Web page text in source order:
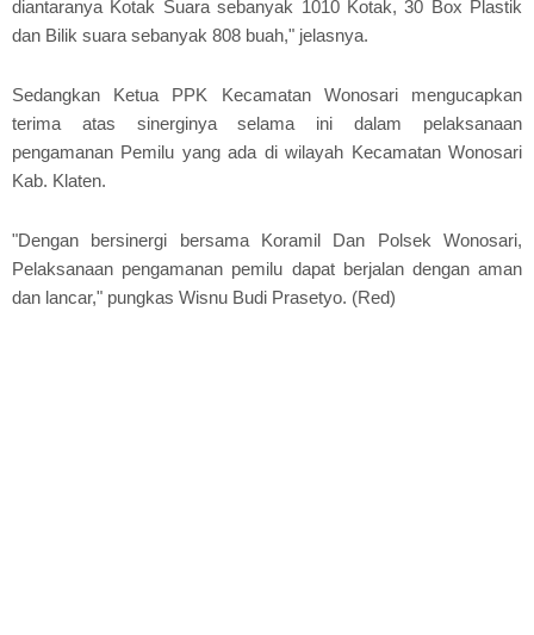
diantaranya Kotak Suara sebanyak 1010 Kotak, 30 Box Plastik
dan Bilik suara sebanyak 808 buah," jelasnya.
Sedangkan Ketua PPK Kecamatan Wonosari mengucapkan
terima atas sinerginya selama ini dalam pelaksanaan
pengamanan Pemilu yang ada di wilayah Kecamatan Wonosari
Kab. Klaten.
"Dengan bersinergi bersama Koramil Dan Polsek Wonosari,
Pelaksanaan pengamanan pemilu dapat berjalan dengan aman
dan lancar," pungkas Wisnu Budi Prasetyo. (Red)